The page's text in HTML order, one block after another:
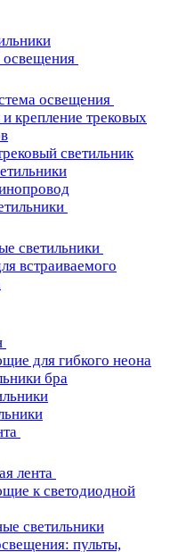
освещения
освещения
крепление трековых
светильник
светильники
встраиваемого
для гибкого неона
бра
лента
к светодиодной
светильники
пульты,